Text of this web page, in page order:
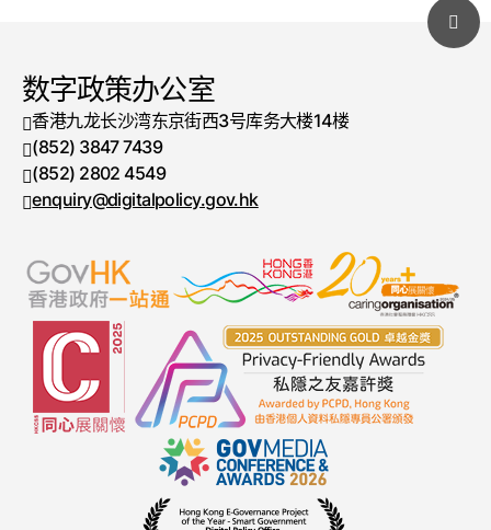
数字政策办公室
香港九龙长沙湾东京街西3号库务大楼14楼
电话号码
(852) 3847 7439
传真号码
(852) 2802 4549
enquiry@digitalpolicy.gov.hk